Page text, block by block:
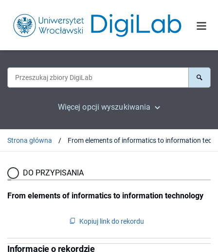
Więcej opcji wyszukiwania
Strona główna
DO PRZYPISANIA
From elements of informatics to information technology
Kopiuj link do rekordu
Informacje o rekordzie